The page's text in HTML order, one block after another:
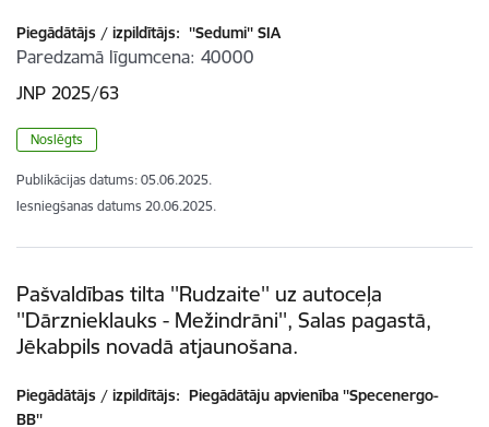
Piegādātājs / izpildītājs: ''Sedumi'' SIA
Paredzamā līgumcena 40000
JNP 2025/63
Noslēgts
Publikācijas datums: 05.06.2025.
Iesniegšanas datums 20.06.2025.
Pašvaldības tilta ''Rudzaite'' uz autoceļa
''Dārznieklauks - Mežindrāni'', Salas pagastā,
Jēkabpils novadā atjaunošana.
Piegādātājs / izpildītājs: Piegādātāju apvienība ''Specenergo-
BB''